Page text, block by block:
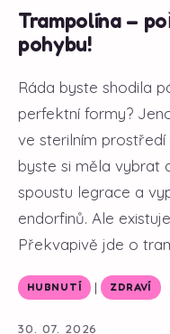
Trampolína –
pohybu!
Ráda byste shodila
perfektní formy?
ve sterilním
byste si měla vybrat
spoustu legrace a
endorfinů. Ale
Překvapivě jde o
HUBNUTÍ | ZDRAVÍ
30. 07. 2026